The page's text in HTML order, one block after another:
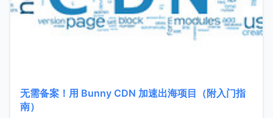
无需备案！用 Bunny CDN 加速出海项目（附入门指
南）